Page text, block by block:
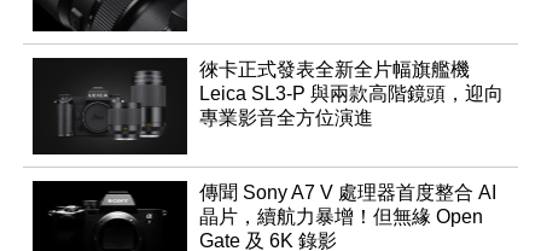
徠卡正式發表全新全片幅旗艦機
Leica SL3-P 與兩款高階鏡頭，迎向
專業影音全方位演進
傳聞 Sony A7 V 處理器首度整合 AI
晶片，續航力暴增！但無緣 Open
Gate 及 6K 錄影